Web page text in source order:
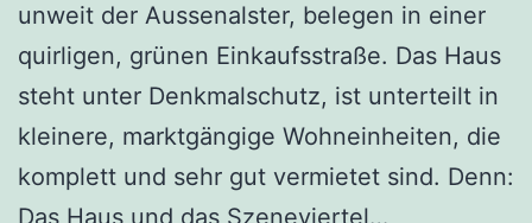
unweit der Aussenalster, belegen in einer
quirligen, grünen Einkaufsstraße. Das Haus
steht unter Denkmalschutz, ist unterteilt in
kleinere, marktgängige Wohneinheiten, die
komplett und sehr gut vermietet sind. Denn:
Das Haus und das Szeneviertel…